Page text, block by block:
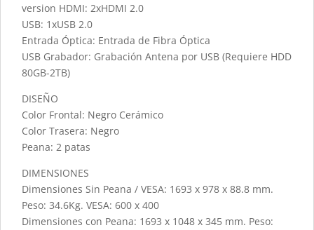
version HDMI: 2xHDMI 2.0
USB: 1xUSB 2.0
Entrada Óptica: Entrada de Fibra Óptica
USB Grabador: Grabación Antena por USB (Requiere HDD
80GB-2TB)
DISEÑO
Color Frontal: Negro Cerámico
Color Trasera: Negro
Peana: 2 patas
DIMENSIONES
Dimensiones Sin Peana / VESA: 1693 x 978 x 88.8 mm.
Peso: 34.6Kg. VESA: 600 x 400
Dimensiones con Peana: 1693 x 1048 x 345 mm. Peso: